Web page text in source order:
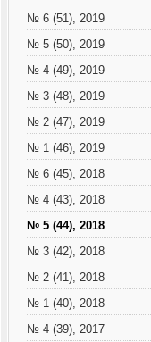
№ 6 (51), 2019
№ 5 (50), 2019
№ 4 (49), 2019
№ 3 (48), 2019
№ 2 (47), 2019
№ 1 (46), 2019
№ 6 (45), 2018
№ 4 (43), 2018
№ 5 (44), 2018
№ 3 (42), 2018
№ 2 (41), 2018
№ 1 (40), 2018
№ 4 (39), 2017